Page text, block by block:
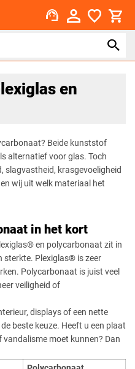
support_agent
en
Beide kunststof
alternatief voor glas. Toch
slagvastheid, krasgevoeligheid
wij uit welk materiaal het
in het kort
en polycarbonaat zit in
sterkte. Plexiglas® is zeer
Polycarbonaat is juist veel
veiligheid of
displays of een nette
beste keuze. Heeft u een plaat
moet kunnen? Dan